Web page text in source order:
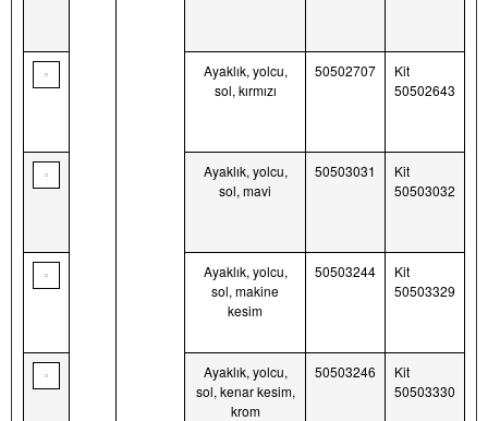
Ayaklık, yolcu,
sol, kırmızı
50502707
Kit
50502643
Ayaklık, yolcu,
sol, mavi
50503031
Kit
50503032
Ayaklık, yolcu,
sol, makine
kesim
50503244
Kit
50503329
Ayaklık, yolcu,
sol, kenar kesim,
krom
50503246
Kit
50503330